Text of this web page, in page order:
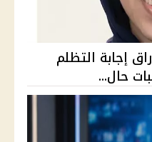
أوراق إجابة التظلم
حال...